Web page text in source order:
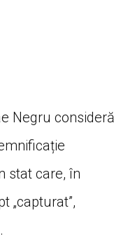
Negru consideră
stat care, în
„capturat”,
.